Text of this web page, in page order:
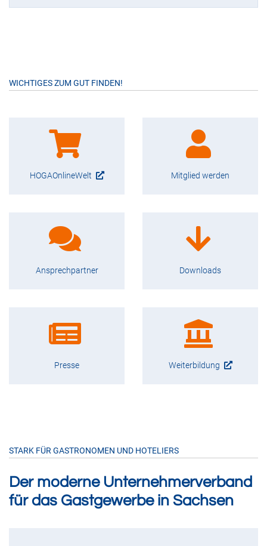
WICHTIGES ZUM GUT FINDEN!
HOGAOnlineWelt Mitglied werden
Ansprechpartner Downloads
Presse Weiterbildung
STARK FÜR GASTRONOMEN UND HOTELIERS
Der moderne Unternehmerverband
für das Gastgewerbe in Sachsen